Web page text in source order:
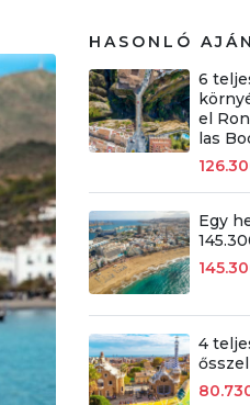
Sajtómegjelenések
HASONLÓ
6
el
las
Egy
4